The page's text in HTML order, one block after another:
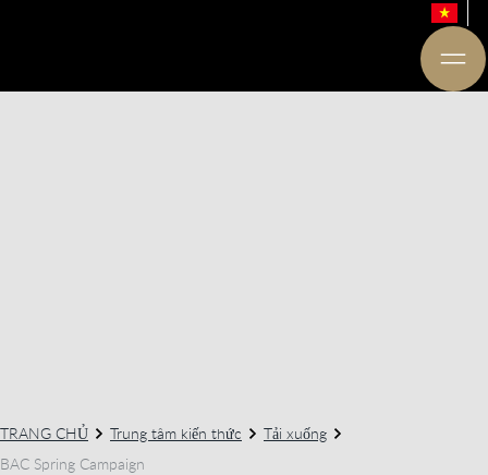
TRANG CHỦ Trung tâm kiến thức
Tải xuống
BAC Spring Campaign